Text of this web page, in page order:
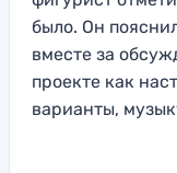
было. Он
вместе за
проекте как
варианты,